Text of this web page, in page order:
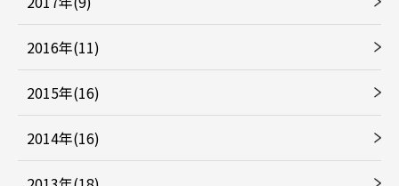
2016年(11)
2015年(16)
2014年(16)